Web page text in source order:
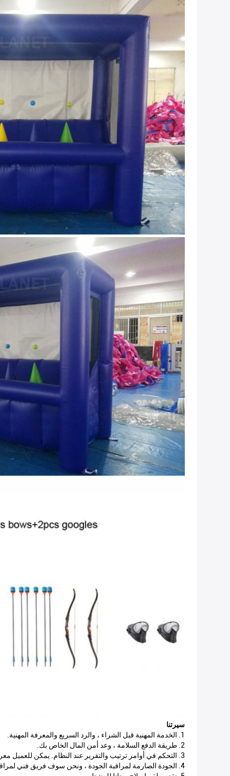
سيرتنا
1. الخدمة المهنية قبل الشراء ، والرد السريع والمعرفة المهنية.
2. طريقة الدفع السلامة ، وعد أمن المال الخاص بك.
3. التحكم في أوامر ترتيب والتقرير عند النظام. يمكن للعميل معرفة التفاصيل من أجل معالجة النظام.
4. الجودة الصارمة لمراقبة الجودة ، ونحن سوف فريق فني لمراقبة الجودة ، كما تظهر الصورة التفصيلية لفحص العميل.